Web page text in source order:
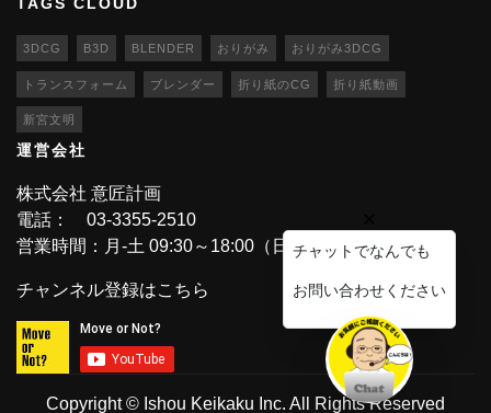
チャットでなんでも
お問い合わせください
3DCG B3D BLENDER おりがみ おりがみ3DCG
トランスフォーム ブレンダー 折り紙のCG 折り紙動画
新宮文明
運営会社
株式会社 意匠計画
電話： 03-3355-2510
営業時間：月-土 09:30～18:00（日・祝休業）
チャンネル登録はこちら
Copyright © Ishou Keikaku Inc. All Rights Reserved